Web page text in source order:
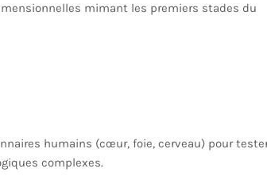
mimant les premiers stades du
humains (cœur, foie, cerveau) pour
complexes.